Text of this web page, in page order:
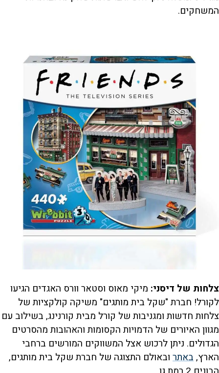
המשחקים.
צלחות של דיסני: מיקי מאוס וסטאר וורס האגדים הגיעו
לקורל! חברת "שקל בית מותגים" משיקה קולקציות של
צלחות חדשות ומגניבות של קורל מבית קורנינג, בשילוב עם
מגוון האיורים של הדמויות הקסומות והאהובות מהסרטים
הגדולים. ניתן לרכוש אצל המשווקים המורשים ברחבי
הארץ,באתר ובאולם התצוגה של חברת שקל בית מותגים,